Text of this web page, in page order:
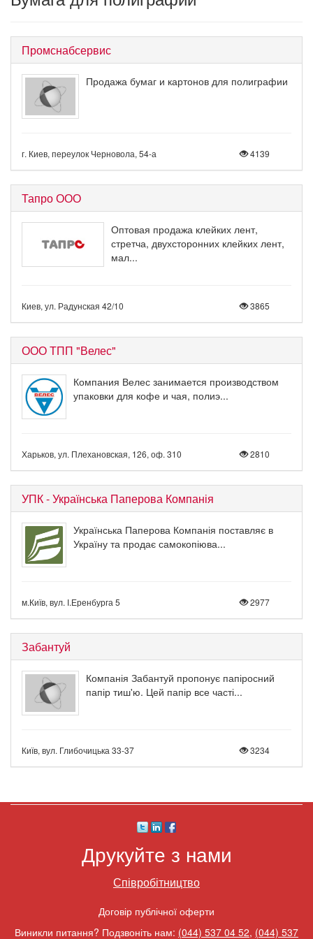
Промснабсервис
Продажа бумаг и картонов для полиграфии
г. Киев, переулок Черновола, 54-а 4139
Тапро ООО
Оптовая продажа клейких лент,
стретча, двухсторонних клейких лент,
мал...
Киев, ул. Радунская 42/10 3865
ООО ТПП "Велес"
Компания Велес занимается производством
упаковки для кофе и чая, полиэ...
Харьков, ул. Плехановская, 126, оф. 310 2810
УПК - Українська Паперова Компанія
Українська Паперова Компанія поставляє в
Україну та продає самокопіюва...
м.Київ, вул. І.Еренбурга 5 2977
Забантуй
Компанія Забантуй пропонує папіросний
папір тиш'ю. Цей папір все часті...
Київ, вул. Глибочицька 33-37 3234
Друкуйте з нами
Співробітництво
Договір публічної оферти
Виникли питання? Подзвоніть нам: (044) 537 04 52, (044) 537